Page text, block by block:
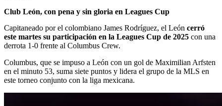
Club León, con pena y sin gloria en Leagues Cup
Capitaneado por el colombiano James Rodríguez, el León cerró
este martes su participación en la Leagues Cup de 2025 con una
derrota 1-0 frente al Columbus Crew.
Columbus, que se impuso a León con un gol de Maximilian Arfsten
en el minuto 53, suma siete puntos y lidera el grupo de la MLS en
este torneo conjunto con la liga mexicana.